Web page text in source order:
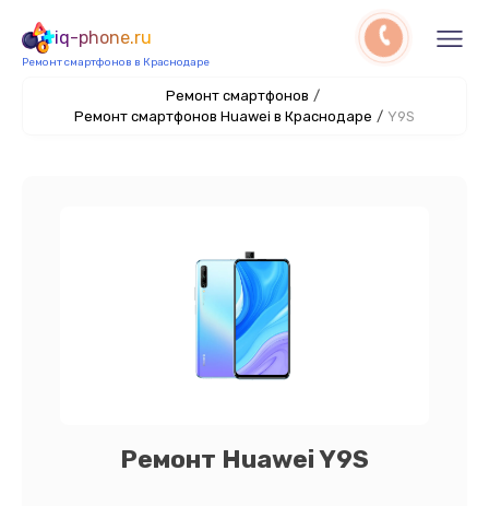
iq-phone.ru
Ремонт смартфонов в Краснодаре
Ремонт смартфонов /
Ремонт смартфонов Huawei в Краснодаре / Y9S
Ремонт Huawei Y9S